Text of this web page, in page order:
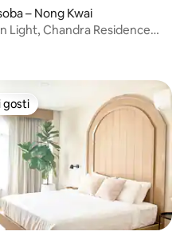
5, recenzija: 9
– Nong Kwai
Light, Chandra Residence
gosti
gosti